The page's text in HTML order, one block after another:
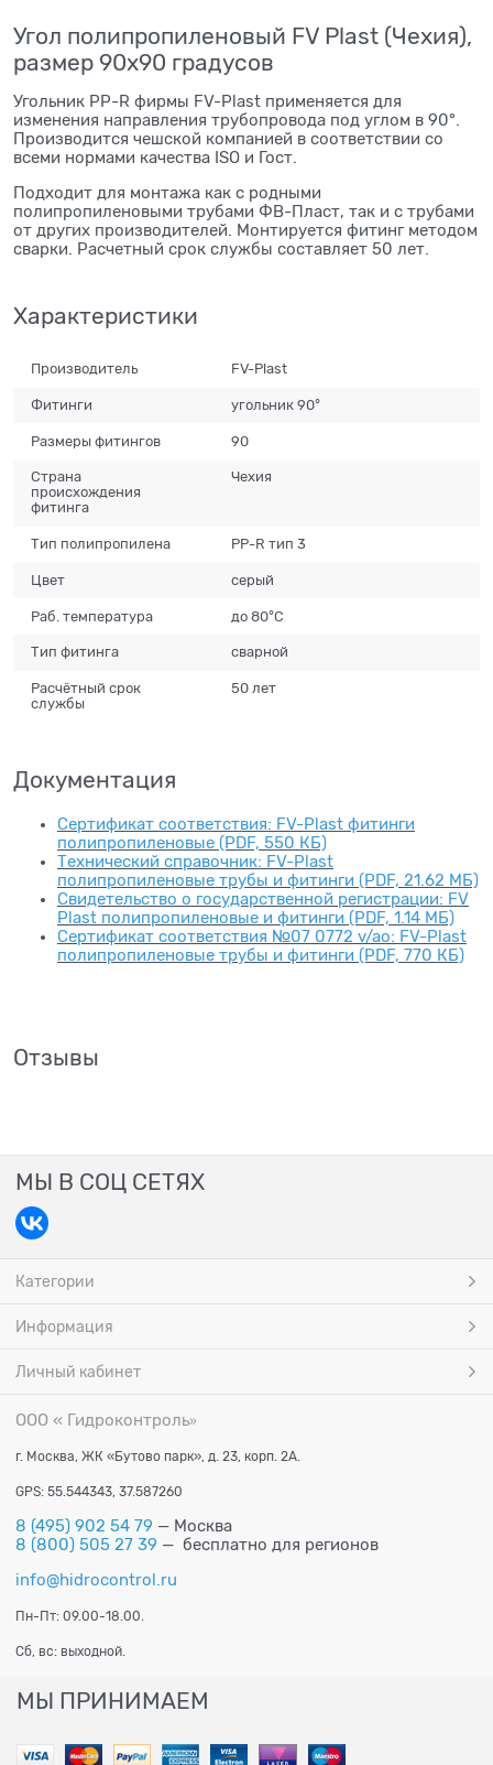
Угол полипропиленовый FV Plast (Чехия),
размер 90х90 градусов
Угольник PP-R фирмы FV-Plast применяется для
изменения направления трубопровода под углом в 90°.
Производится чешской компанией в соответствии со
всеми нормами качества ISO и Гост.
Подходит для монтажа как с родными
полипропиленовыми трубами ФВ-Пласт, так и с трубами
от других производителей. Монтируется фитинг методом
сварки. Расчетный срок службы составляет 50 лет.
Характеристики
Производитель FV-Plast
Фитинги угольник 90°
Размеры фитингов 90
Страна
происхождения
фитинга
Чехия
Тип полипропилена PP-R тип 3
Цвет серый
Раб. температура до 80°С
Тип фитинга сварной
Расчётный срок
службы
50 лет
Документация
Сертификат соответствия: FV-Plast фитинги
полипропиленовые (PDF, 550 КБ)
Технический справочник: FV-Plast
полипропиленовые трубы и фитинги (PDF, 21.62 МБ)
Свидетельство о государственной регистрации: FV
Plast полипропиленовые и фитинги (PDF, 1.14 МБ)
Сертификат соответствия №07 0772 v/ao: FV-Plast
полипропиленовые трубы и фитинги (PDF, 770 КБ)
Отзывы
МЫ В СОЦ СЕТЯХ
Категории
Информация
Личный кабинет
ООО « Гидроконтроль»
г. Москва, ЖК «Бутово парк», д. 23, корп. 2А.
GPS: 55.544343, 37.587260
8 (495) 902 54 79 — Москва
8 (800) 505 27 39 — бесплатно для регионов
info@hidrocontrol.ru
Пн-Пт: 09.00-18.00.
Сб, вс: выходной.
МЫ ПРИНИМАЕМ